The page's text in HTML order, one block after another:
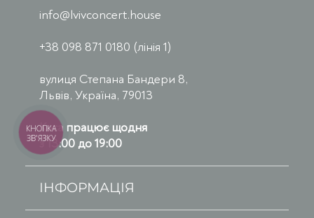
info@lvivconcert.house
+38 098 871 0180 (лінія 1)
вулиця Степана Бандери 8,
Львів, Україна, 79013
Каса працює щодня
з 13:00 до 19:00
ІНФОРМАЦІЯ
КНОПКА
ЗВ'ЯЗКУ